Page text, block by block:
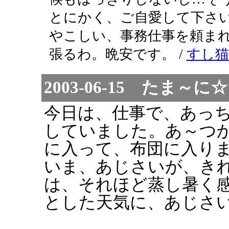
とにかく、ご自愛して下
やこしい、事務仕事を頼ま
張るわ。晩安です。 / すし猫
2003-06-15 たま～に
今日は、仕事で、あっ
していました。あ～つ
に入って、布団に入り
いま、あじさいが、き
は、それほど蒸し暑く
とした天気に、あじさ